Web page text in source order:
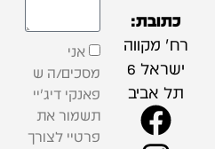
כתובת:
רח' מקווה
ישראל 6
תל אביב
אני
מסכים/ה ש
פאנקי דיג'יי
תשמור את
פרטיי לצורך